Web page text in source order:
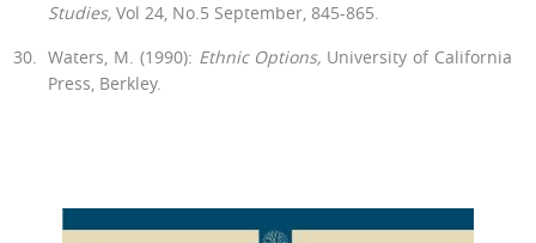
Studies, Vol 24, No.5 Sep­tember, 845-865.
Waters, M. (1990): Ethnic Options, University of California
Press, Berkley.